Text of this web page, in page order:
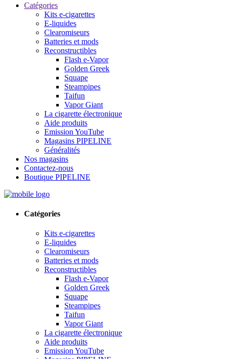
Catégories
Kits e-cigarettes
E-liquides
Clearomiseurs
Batteries et mods
Reconstructibles
Flash e-Vapor
Golden Greek
Squape
Steampipes
Taifun
Vapor Giant
La cigarette électronique
Aide produits
Emission YouTube
Magasins PIPELINE
Généralités
Nos magasins
Contactez-nous
Boutique PIPELINE
Catégories
Kits e-cigarettes
E-liquides
Clearomiseurs
Batteries et mods
Reconstructibles
Flash e-Vapor
Golden Greek
Squape
Steampipes
Taifun
Vapor Giant
La cigarette électronique
Aide produits
Emission YouTube